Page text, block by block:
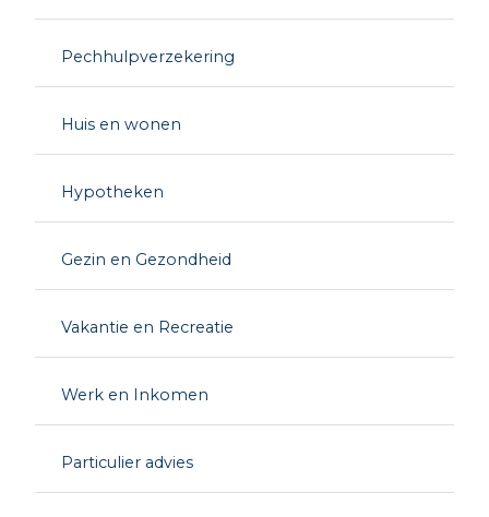
Pechhulpverzekering
Huis en wonen
Hypotheken
Gezin en Gezondheid
Vakantie en Recreatie
Werk en Inkomen
Particulier advies